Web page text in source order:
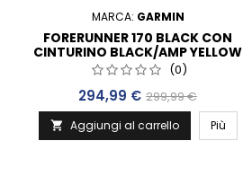
MARCA: GARMIN
FORERUNNER 170 BLACK CON
CINTURINO BLACK/AMP YELLOW
(010-03920-00)
(0)
Prezzo
294,99 € Prezzo base
299,99 €
 Aggiungi al carrello Più